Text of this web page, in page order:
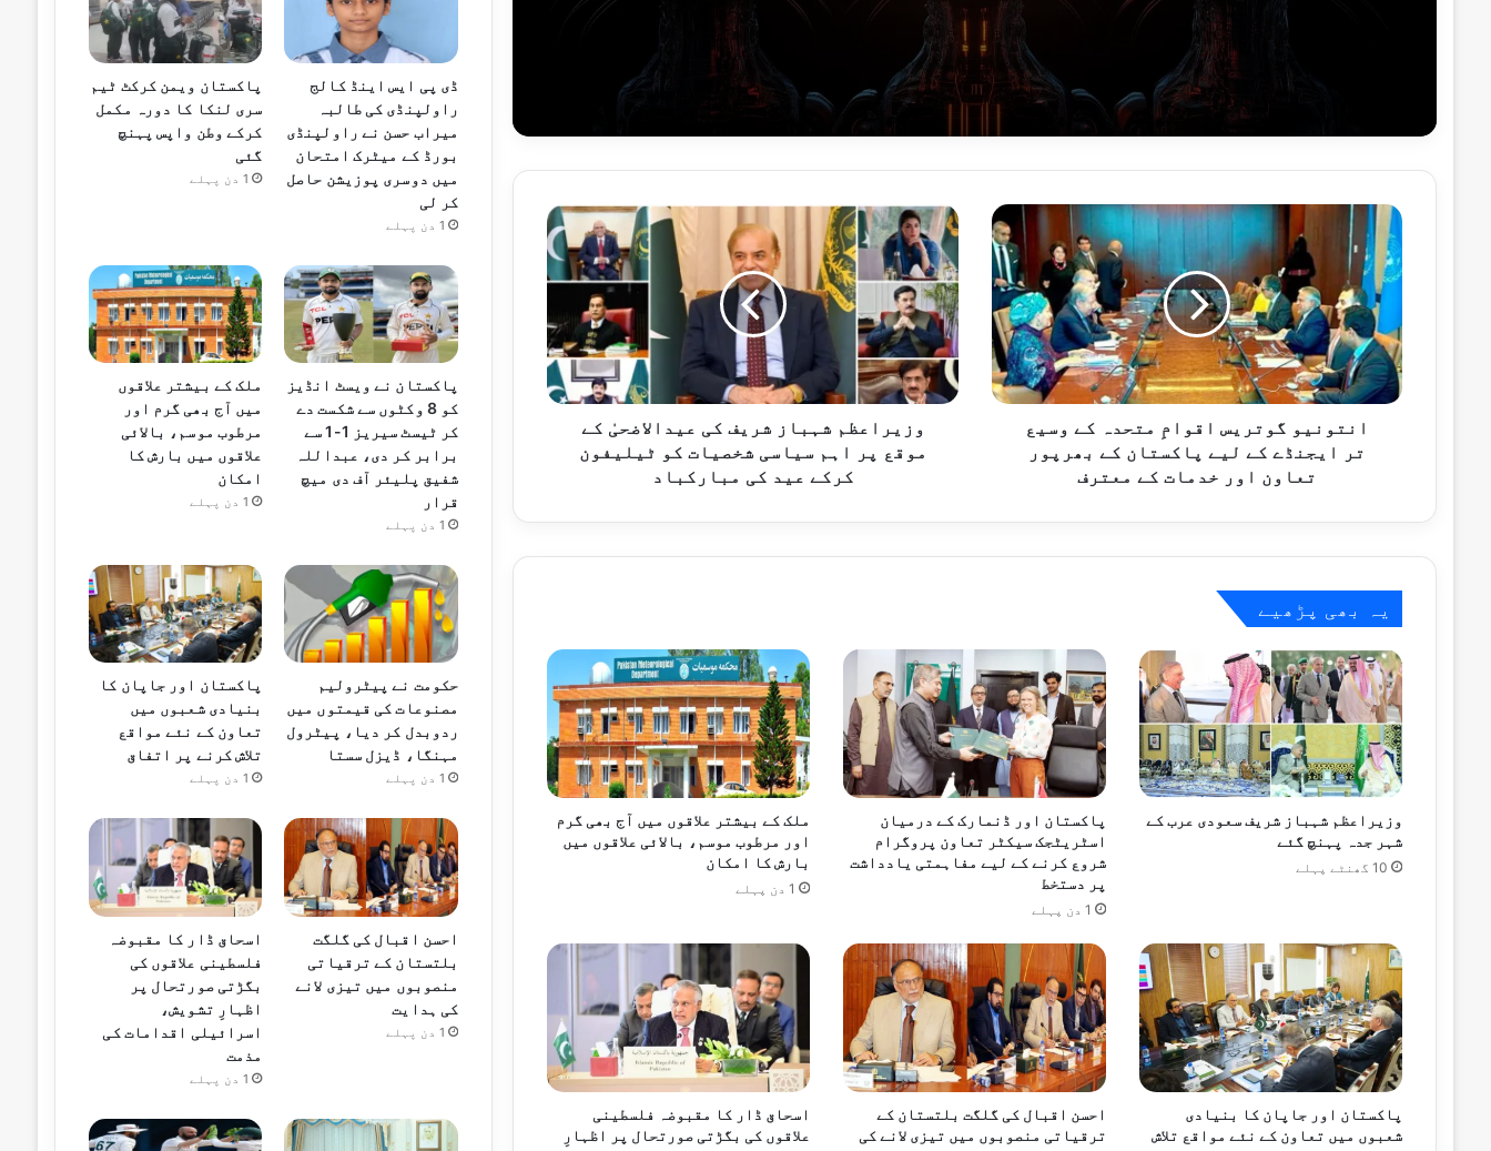
پاکستان کا آزاد کشمیر انتخابات پر بھارت کے بے بنیاد بیانات مسترد
10 گھنٹے پہلے
بلوچستان میں سیکیورٹی فورسز کی دو انٹیلی جنس کارروائیاں، 12 دہشت گرد ہلاک
10 گھنٹے پہلے
اسحاق ڈار کا اقوام متحدہ سے کشمیر پر قراردادوں پر عملدرآمد کا مطالبہ
10 گھنٹے پہلے
10 گھنٹے پہلے
15 ممالک کے سفارتی وفد کا نیشنل ایمرجنسی آپریشنز سینٹر کا دورہ
10 گھنٹے پہلے
وزیراعلیٰ پنجاب کی تمام واٹر فلٹریشن پلانٹس کے منصوبے جلد مکمل کرنے کی ہدایت
پاکستان سمیت 8 اسلامی ممالک کی غزہ میں اسرائیلی کارروائیوں کی شدید مذمت، فوری جنگ بندی اور انسانی امداد کی فراہمی کا مطالبہ
10 گھنٹے پہلے
پاکستان اور صومالیہ کا دفاعی تعاون مزید مضبوط بنانے پر اتفاق
انتونیو
گوتریس
اقوامِ
متحدہ
وسیع
تر
ایجنڈے
کے
پاکستان
کے
معترف
انتونیو گوتریس اقوامِ متحدہ کے وسیع
تر ایجنڈے کے لیے پاکستان کے بھرپور
تعاون اور خدمات کے معترف
وزیراعظم
شہباز
شریف
کی
عیدالاضحیٰ
کے
موقع
پر
اہم
وزیراعظم شہباز شریف کی عیدالاضحیٰ کے
موقع پر اہم سیاسی شخصیات کو ٹیلیفون
کرکے عید کی مبارکباد
یہ بھی پڑھیے
وزیراعظم شہباز شریف سعودی عرب کے
شہر جدہ پہنچ گئے
10 گھنٹے پہلے
پاکستان اور ڈنمارک کے درمیان
اسٹریٹجک سیکٹر تعاون پروگرام
شروع کرنے کے لیے مفاہمتی یادداشت
پر دستخط
1 دن پہلے
ملک کے بیشتر علاقوں میں آج بھی گرم
اور مرطوب موسم، بالائی علاقوں میں
بارش کا امکان
1 دن پہلے
پاکستان اور جاپان کا بنیادی
شعبوں میں تعاون کے نئے مواقع تلاش
احسن اقبال کی گلگت بلتستان کے
ترقیاتی منصوبوں میں تیزی لانے کی
اسحاق ڈار کا مقبوضہ فلسطینی
علاقوں کی بگڑتی صورتحال پر اظہارِ
ڈی پی ایس اینڈ کالج
راولپنڈی کی طالبہ
میراب حسن نے راولپنڈی
بورڈ کے میٹرک امتحان
میں دوسری پوزیشن حاصل
کر لی
1 دن پہلے
پاکستان ویمن کرکٹ ٹیم
سری لنکا کا دورہ مکمل
کرکے وطن واپس پہنچ
گئی
1 دن پہلے
پاکستان نے ویسٹ انڈیز
کو 8 وکٹوں سے شکست دے
کر ٹیسٹ سیریز 1-1 سے
برابر کر دی، عبداللہ
شفیق پلیئر آف دی میچ
قرار
1 دن پہلے
ملک کے بیشتر علاقوں
میں آج بھی گرم اور
مرطوب موسم، بالائی
علاقوں میں بارش کا
امکان
1 دن پہلے
حکومت نے پیٹرولیم
مصنوعات کی قیمتوں میں
ردوبدل کر دیا، پیٹرول
مہنگا، ڈیزل سستا
1 دن پہلے
پاکستان اور جاپان کا
بنیادی شعبوں میں
تعاون کے نئے مواقع
تلاش کرنے پر اتفاق
1 دن پہلے
احسن اقبال کی گلگت
بلتستان کے ترقیاتی
منصوبوں میں تیزی لانے
کی ہدایت
1 دن پہلے
اسحاق ڈار کا مقبوضہ
فلسطینی علاقوں کی
بگڑتی صورتحال پر
اظہارِ تشویش،
اسرائیلی اقدامات کی
مذمت
1 دن پہلے